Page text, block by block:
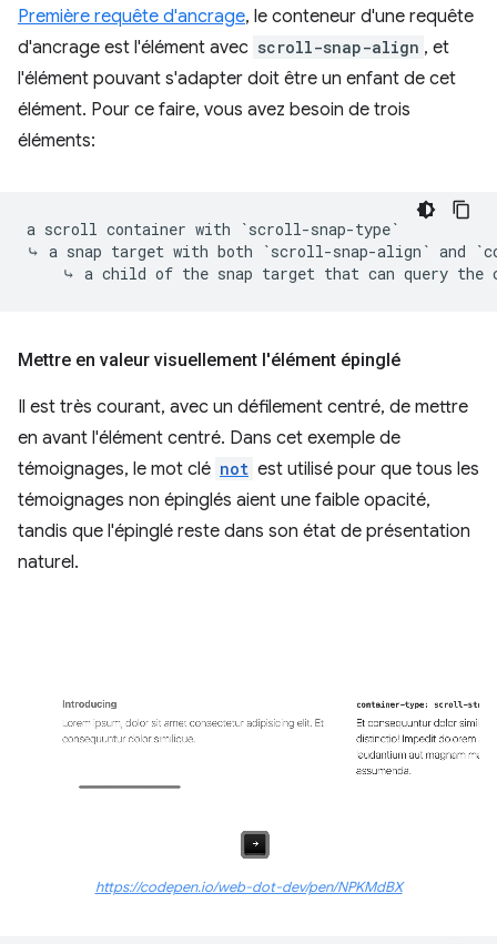
Première requête d'ancrage, le conteneur d'une requête
d'ancrage est l'élément avec scroll-snap-align , et
l'élément pouvant s'adapter doit être un enfant de cet
élément. Pour ce faire, vous avez besoin de trois
éléments:
a scroll container with `scroll-snap-type`
⤷ a snap target with both `scroll-snap-align` and
Mettre en valeur visuellement l'élément épinglé
Il est très courant, avec un défilement centré, de mettre
en avant l'élément centré. Dans cet exemple de
témoignages, le mot clé not est utilisé pour que tous les
témoignages non épinglés aient une faible opacité,
tandis que l'épinglé reste dans son état de présentation
naturel.
https://codepen.io/web-dot-dev/pen/NPKMdBX